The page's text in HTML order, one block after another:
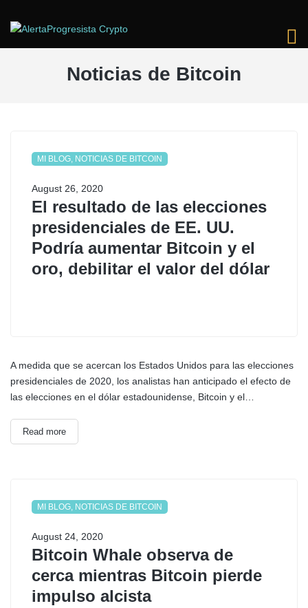
Noticias de Bitcoin
MI BLOG, NOTICIAS DE BITCOIN
August 26, 2020
El resultado de las elecciones
presidenciales de EE. UU.
Podría aumentar Bitcoin y el
oro, debilitar el valor del dólar
A medida que se acercan los Estados Unidos para las elecciones
presidenciales de 2020, los analistas han anticipado el efecto de
las elecciones en el dólar estadounidense, Bitcoin y el…
Read more
MI BLOG, NOTICIAS DE BITCOIN
August 24, 2020
Bitcoin Whale observa de
cerca mientras Bitcoin pierde
impulso alcista